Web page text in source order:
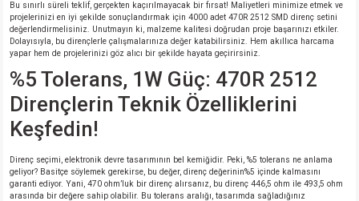
Bu sınırlı süreli teklif, gerçekten kaçırılmayacak bir fırsat! Maliyetleri minimize etmek ve
projelerinizi en iyi şekilde sonuçlandırmak için 4000 adet 470R 2512 SMD direnç setini
değerlendirmelisiniz. Unutmayın ki, malzeme kalitesi doğrudan proje başarınızı etkiler.
Dolayısıyla, bu dirençlerle çalışmalarınıza değer katabilirsiniz. Hem akıllıca harcama
yapar hem de projelerinizi göz alıcı bir şekilde hayata geçirirsiniz.
%5 Tolerans, 1W Güç: 470R 2512
Dirençlerin Teknik Özelliklerini
Keşfedin!
Direnç seçimi, elektronik devre tasarımının bel kemiğidir. Peki, %5 tolerans ne anlama
geliyor? Basitçe söylemek gerekirse, bu değer, direnç değerinin%5 içinde kalmasını
garanti ediyor. Yani, 470 ohm’luk bir direnç alırsanız, bu direnç 446,5 ohm ile 493,5 ohm
arasında bir değere sahip olabilir. Bu tolerans aralığı, tasarımda sağladığınız